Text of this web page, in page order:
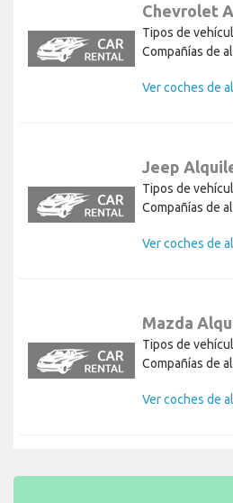
Chevrolet
Tipos de
Compañías de
Ver coches de
Jeep
Tipos de
Compañías de
Ver coches de
Mazda
Tipos de
Compañías de
Ver coches de